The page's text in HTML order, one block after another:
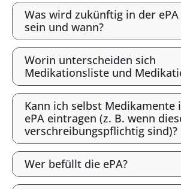
Was wird zukünftig in der
sein und wann?
Worin unterscheiden sich
Medikationsliste und
Kann ich selbst Medikamente
ePA eintragen (z. B. wenn
verschreibungspflichtig sind)?
Wer befüllt die ePA?